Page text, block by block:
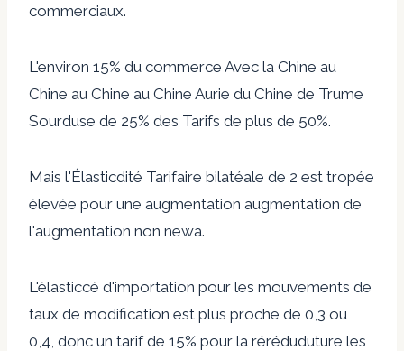
commerciaux.
L'environ 15% du commerce Avec la Chine au
Chine au Chine au Chine Aurie du Chine de Trume
Sourduse de 25% des Tarifs de plus de 50%.
Mais l'Élasticdité Tarifaire bilatéale de 2 est tropée
élevée pour une augmentation augmentation de
l'augmentation non newa.
L'élasticcé d'importation pour les mouvements de
taux de modification est plus proche de 0,3 ou
0,4, donc un tarif de 15% pour la réréduduture les